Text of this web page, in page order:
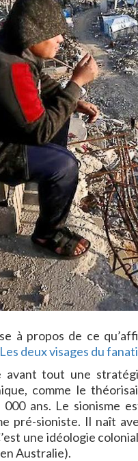
à propos de ce
Les deux visages du
avant tout une
comme le
ans. Le sionisme
pré-sioniste. Il naît
une idéologie
Australie).